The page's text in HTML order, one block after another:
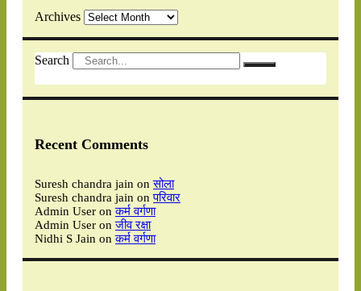
Archives
Search
Recent Comments
Suresh chandra jain onसोला
Suresh chandra jain onपरिवार
Admin User onकर्म वर्गणा
Admin User onजीव रक्षा
Nidhi S Jain onकर्म वर्गणा